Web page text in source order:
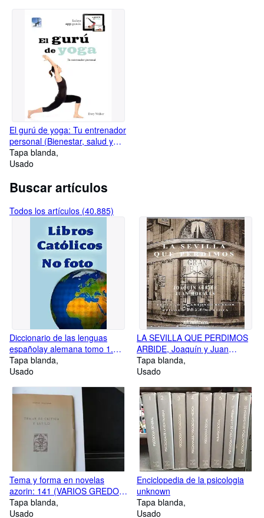
El gurú de yoga: Tu entrenador
personal (Bienestar, salud y
vida sana) Walker, Dory
Tapa blanda
Usado
Buscar artículos
Todos los artículos (40.885)
Diccionario de las lenguas
españolay alemana tomo 1.
español-Alemán Slaby-
grossmann
Tapa blanda
Usado
LA SEVILLA QUE PERDIMOS
ARBIDE, Joaquín y Juan
MORALES.-
Tapa blanda
Usado
Tema y forma en novelas
azorin: 141 (VARIOS GREDOS)
Livingstone, L.
Tapa blanda
Usado
Enciclopedia de la psicologia
unknown
Tapa blanda
Usado